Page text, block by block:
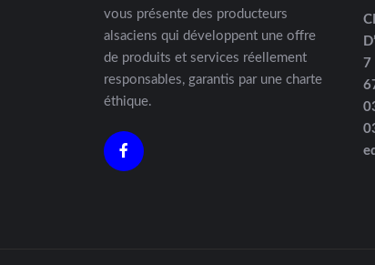
vous présente des producteurs
alsaciens qui développent une offre
de produits et services réellement
responsables, garantis par une charte
éthique.
7